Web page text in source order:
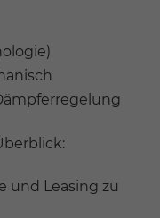
und Leasing zu